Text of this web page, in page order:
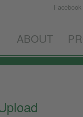
ABOUT
Facebook